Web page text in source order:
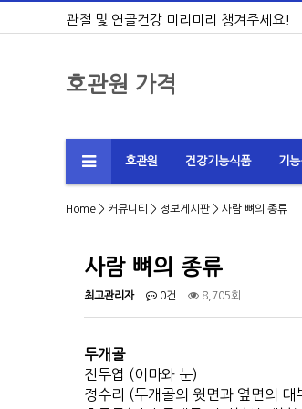
관절 및 연골건강 미리미리 챙겨주세요!
호관원 가격
호관원 건강기능식품 기
Home > 커뮤니티 > 정보게시판 > 사람 뼈의 종류
사람 뼈의 종류
최고관리자 0건 8,705회
두개골
전두엽 (이마와 눈)
정수리 (두개골의 윗면과 옆면의 대